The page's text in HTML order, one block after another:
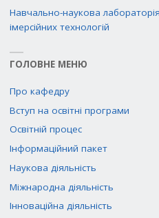
Навчально-наукова
імерсійних технологій
ГОЛОВНЕ МЕНЮ
Про кафедру
Вступ на освітні програми
Освітній процес
Інформаційний пакет
Наукова діяльність
Міжнародна діяльність
Інноваційна діяльність